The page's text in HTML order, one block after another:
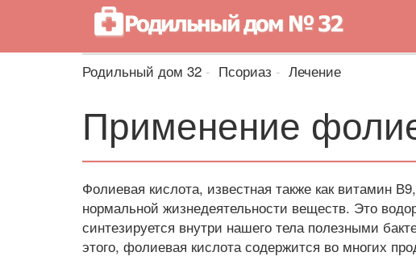
Родильный дом 32 Псориаз Лечение
Применение
Фолиевая кислота, известная также как витамин
нормальной жизнедеятельности веществ. Это
синтезируется внутри нашего тела полезными
этого, фолиевая кислота содержится во многих